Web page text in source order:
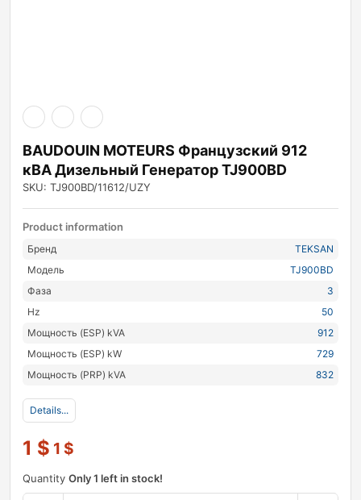
BAUDOUIN MOTEURS Французский 912
кВА Дизельный Генератор TJ900BD
SKU: TJ900BD/11612/UZY
Product information
Бренд
TEKSAN
Модель
TJ900BD
Фаза
3
Hz
50
Мощность (ESP) kVA
912
Мощность (ESP) kW
729
Мощность (PRP) kVA
832
Details...
1 $ 1 $
Quantity Only 1 left in stock!